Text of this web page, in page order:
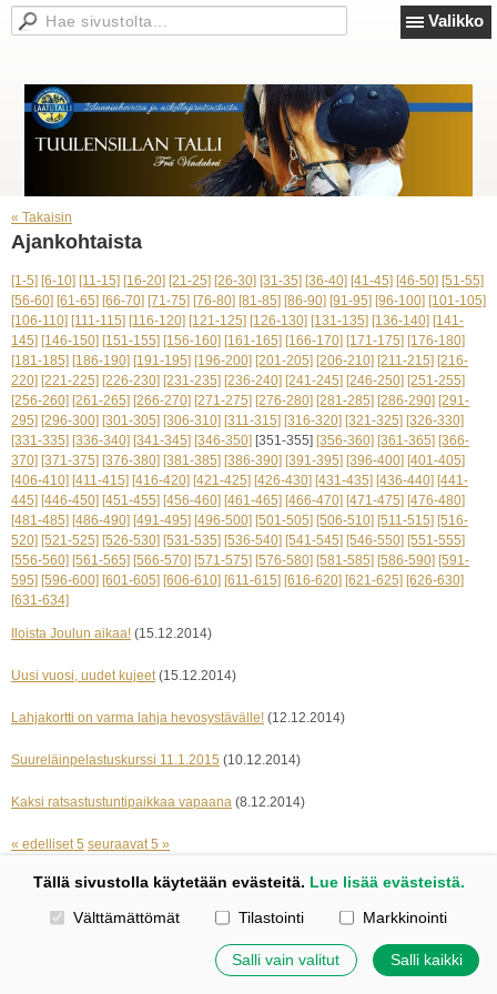
Valikko
« Takaisin
Ajankohtaista
[1-5] [6-10] [11-15] [16-20] [21-25] [26-30] [31-35] [36-40] [41-45] [46-50] [51-55]
[56-60] [61-65] [66-70] [71-75] [76-80] [81-85] [86-90] [91-95] [96-100] [101-105]
[106-110] [111-115] [116-120] [121-125] [126-130] [131-135] [136-140] [141-
145] [146-150] [151-155] [156-160] [161-165] [166-170] [171-175] [176-180]
[181-185] [186-190] [191-195] [196-200] [201-205] [206-210] [211-215] [216-
220] [221-225] [226-230] [231-235] [236-240] [241-245] [246-250] [251-255]
[256-260] [261-265] [266-270] [271-275] [276-280] [281-285] [286-290] [291-
295] [296-300] [301-305] [306-310] [311-315] [316-320] [321-325] [326-330]
[331-335] [336-340] [341-345] [346-350] [351-355] [356-360] [361-365] [366-
370] [371-375] [376-380] [381-385] [386-390] [391-395] [396-400] [401-405]
[406-410] [411-415] [416-420] [421-425] [426-430] [431-435] [436-440] [441-
445] [446-450] [451-455] [456-460] [461-465] [466-470] [471-475] [476-480]
[481-485] [486-490] [491-495] [496-500] [501-505] [506-510] [511-515] [516-
520] [521-525] [526-530] [531-535] [536-540] [541-545] [546-550] [551-555]
[556-560] [561-565] [566-570] [571-575] [576-580] [581-585] [586-590] [591-
595] [596-600] [601-605] [606-610] [611-615] [616-620] [621-625] [626-630]
[631-634]
Iloista Joulun aikaa! (15.12.2014)
Uusi vuosi, uudet kujeet (15.12.2014)
Lahjakortti on varma lahja hevosystävälle! (12.12.2014)
Suureläinpelastuskurssi 11.1.2015 (10.12.2014)
Kaksi ratsastustuntipaikkaa vapaana (8.12.2014)
« edelliset 5 seuraavat 5 »
Tehty Yhdistysavaimella |Evästeet
Tällä sivustolla käytetään evästeitä. Lue lisää evästeistä.
Valitse käytettävät evästeet
Välttämättömät Tilastointi Markkinointi
Salli vain valitut Salli kaikki